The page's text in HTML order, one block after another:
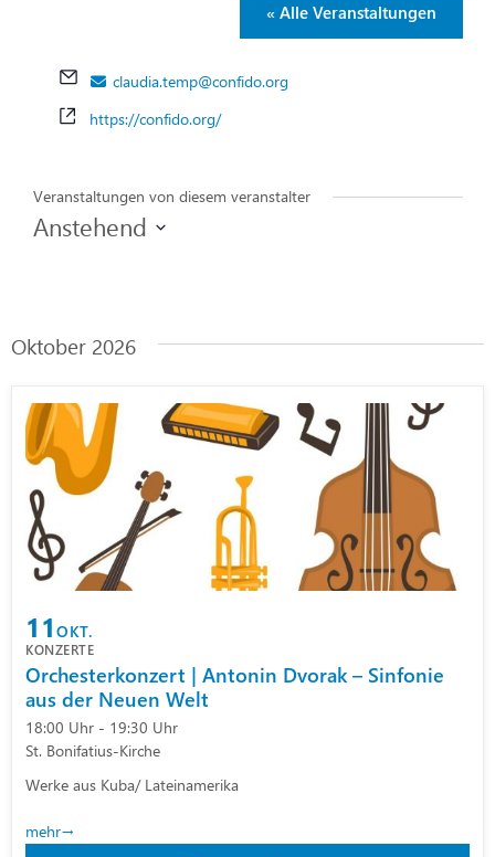
« Alle Veranstaltungen
Emailclaudia.temp@confido.org
Webseite
https://confido.org/
Veranstaltungen von diesem veranstalter
Anstehend
Oktober 2026
11 OKT.
KONZERTE
Orchesterkonzert | Antonin Dvorak – Sinfonie
aus der Neuen Welt
18:00 Uhr - 19:30 Uhr
St. Bonifatius-Kirche
Werke aus Kuba/ Lateinamerika
mehr